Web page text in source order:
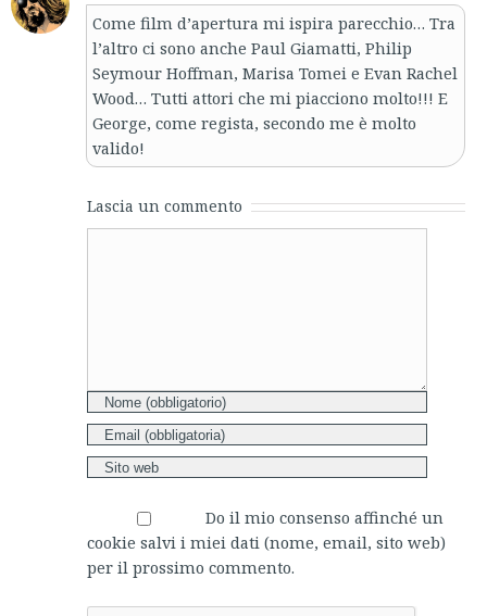
Come film d’apertura mi ispira parecchio… Tra
l’altro ci sono anche Paul Giamatti, Philip
Seymour Hoffman, Marisa Tomei e Evan Rachel
Wood… Tutti attori che mi piacciono molto!!! E
George, come regista, secondo me è molto
valido!
Lascia un commento
Do il mio consenso affinché un
cookie salvi i miei dati (nome, email, sito web)
per il prossimo commento.